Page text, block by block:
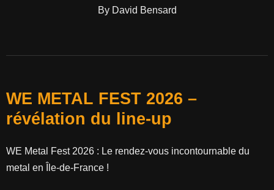
By David Bensard
WE METAL FEST 2026 –
révélation du line-up
WE Metal Fest 2026 : Le rendez-vous incontournable du
metal en Île-de-France !